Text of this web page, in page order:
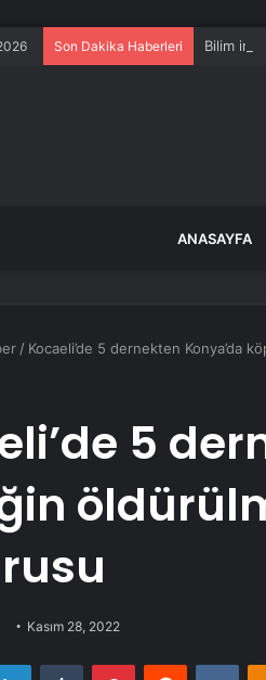
Son Dakika Haberleri Bilim
ANASAYFA
/ Kocaeli’de 5 dernekten Konya’da
5
Kasım 28, 2022
LinkedInTumblr PinterestReddit